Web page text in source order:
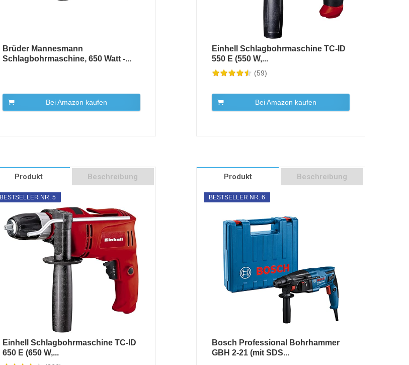
Brüder Mannesmann
Schlagbohrmaschine, 650 Watt -...
Bei Amazon kaufen
Einhell Schlagbohrmaschine TC-ID
550 E (550 W,...
(59)
Bei Amazon kaufen
Produkt Beschreibung
BESTSELLER NR. 5
Einhell Schlagbohrmaschine TC-ID
650 E (650 W,...
Produkt Beschreibung
BESTSELLER NR. 6
Bosch Professional Bohrhammer
GBH 2-21 (mit SDS...